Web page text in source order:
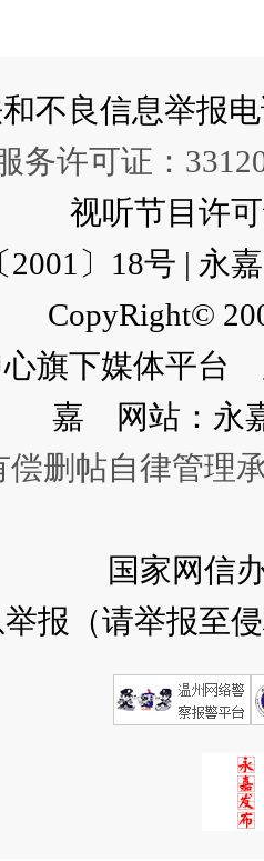
不良信息举报
务许可证：
视听节目许
2001〕18号 | 永
CopyRight©
心旗下媒体平
嘉 网站：永
偿删帖自律管理
国家网信
报（请举报至